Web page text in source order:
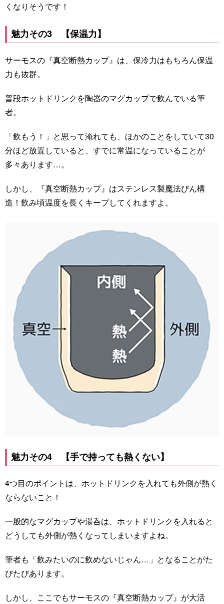
くなりそうです！
魅力その3 【保温力】
サーモスの『真空断熱カップ』は、保冷力はもちろん保温
力も抜群。
普段ホットドリンクを陶器のマグカップで飲んでいる筆
者。
「飲もう！」と思って淹れても、ほかのことをしていて30
分ほど放置していると、すでに常温になっていることが
多々あります…。
しかし、『真空断熱カップ』はステンレス製魔法びん構
造！飲み頃温度を長くキープしてくれますよ。
魅力その4 【手で持っても熱くない】
4つ目のポイントは、ホットドリンクを入れても外側が熱く
ならないこと！
一般的なマグカップや湯呑は、ホットドリンクを入れると
どうしても外側が熱くなってしまいますよね。
筆者も「飲みたいのに飲めないじゃん…」となることがた
びたびあります。
しかし、ここでもサーモスの『真空断熱カップ』が大活